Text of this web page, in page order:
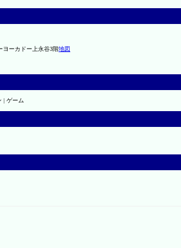
ヨーカドー上永谷3階地図
| ゲーム